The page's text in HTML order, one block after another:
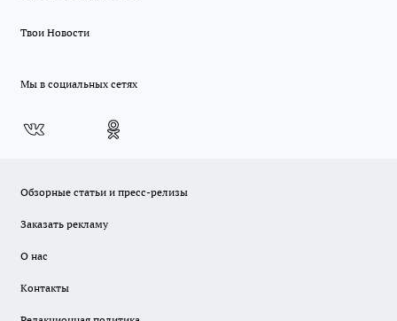
Твои Новости
Мы в социальных сетях
Обзорные статьи и пресс-релизы
Заказать рекламу
О нас
Контакты